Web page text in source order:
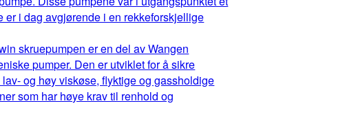
er i dag avgjørende i en rekkeforskjellige
skruepumpen er en del av Wangen
pumper. Den er utviklet for å sikre
og høy viskøse, flyktige og gassholdige
som har høye krav til renhold og